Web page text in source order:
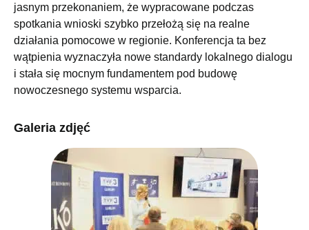
jasnym przekonaniem, że wypracowane podczas
spotkania wnioski szybko przełożą się na realne
działania pomocowe w regionie. Konferencja ta bez
wątpienia wyznaczyła nowe standardy lokalnego dialogu
i stała się mocnym fundamentem pod budowę
nowoczesnego systemu wsparcia.
Galeria zdjęć